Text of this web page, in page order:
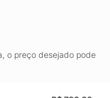
o preço desejado pode